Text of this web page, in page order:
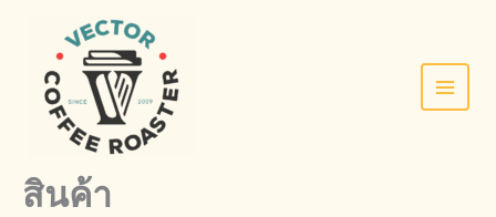
CONTENT
สินค้า